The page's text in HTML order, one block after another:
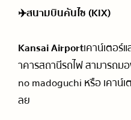
✈️สนามบินคันไซ (KIX)
Kansai Airportเคาน์เตอร์
าคารสถานีรถไฟ สามารถม
no madoguchi หรือ เคาน์เ
ลย